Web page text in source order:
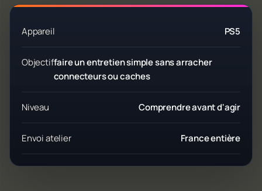
Appareil PS5
Objectiffaire un entretien simple sans arracher
connecteurs ou caches
Niveau Comprendre avant d'agir
Envoi atelier France entière